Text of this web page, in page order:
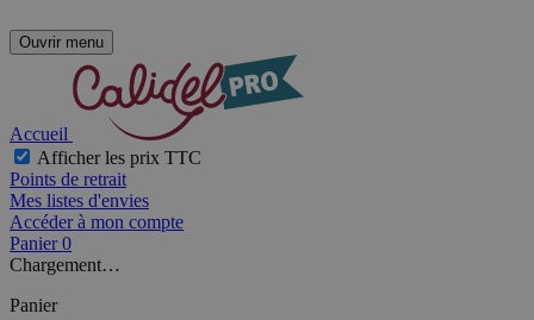
Ouvrir menu
Accueil
Afficher les prix TTC
Points de retrait
Mes listes d'envies
Accéder à mon compte
Panier 0
Chargement…
Panier